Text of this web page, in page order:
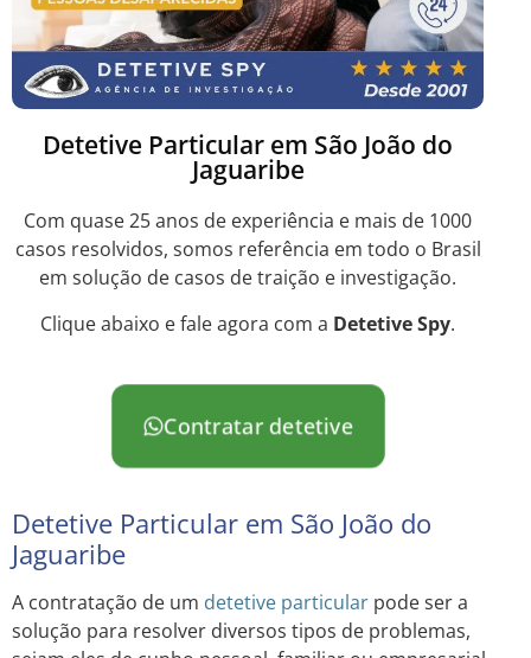
Detetive Particular em São João do
Jaguaribe
Com quase 25 anos de experiência e mais de 1000
casos resolvidos, somos referência em todo o Brasil
em solução de casos de traição e investigação.
Clique abaixo e fale agora com a Detetive Spy.
Contratar detetive
Detetive Particular em São João do
Jaguaribe
A contratação de um detetive particular pode ser a
solução para resolver diversos tipos de problemas,